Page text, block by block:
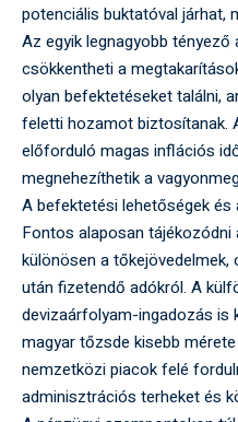
potenciális buktatóval járhat,
Az egyik legnagyobb
csökkentheti a
olyan befektetéseket találni,
feletti hozamot biztosítanak.
előforduló magas inflációs
megnehezíthetik a
A befektetési lehetőségek
Fontos alaposan
különösen a
után fizetendő adókról. A
devizaárfolyam-ingadozás is
magyar tőzsde kisebb
nemzetközi piacok felé
adminisztrációs terheket és